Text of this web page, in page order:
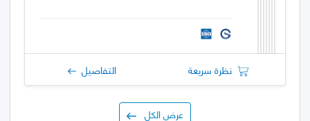
نظرة سريعة التفاصيل
عرض الكل